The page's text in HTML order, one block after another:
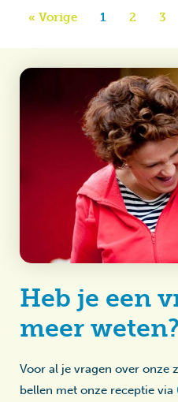
« Vorige 1 2 3
Heb je een
meer weten?
Voor al je vragen over onze
bellen met onze receptie via